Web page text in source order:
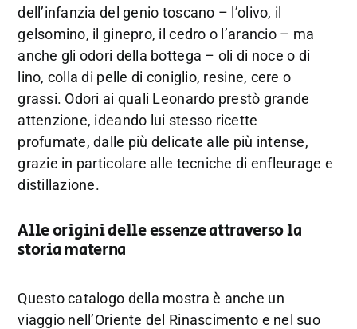
dell’infanzia del genio toscano – l’olivo, il
gelsomino, il ginepro, il cedro o l’arancio – ma
anche gli odori della bottega – oli di noce o di
lino, colla di pelle di coniglio, resine, cere o
grassi. Odori ai quali Leonardo prestò grande
attenzione, ideando lui stesso ricette
profumate, dalle più delicate alle più intense,
grazie in particolare alle tecniche di enfleurage e
distillazione.
Alle origini delle essenze attraverso la
storia materna
Questo catalogo della mostra è anche un
viaggio nell’Oriente del Rinascimento e nel suo